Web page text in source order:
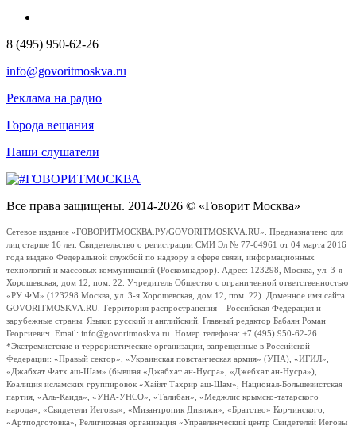
8 (495) 950-62-26
info@govoritmoskva.ru
Реклама на радио
Города вещания
Наши слушатели
Все права защищены. 2014-2026 © «Говорит Москва»
Сетевое издание «ГОВОРИТМОСКВА.РУ/GOVORITMOSKVA.RU». Предназначено для
лиц старше 16 лет. Свидетельство о регистрации СМИ Эл № 77-64961 от 04 марта 2016
года выдано Федеральной службой по надзору в сфере связи, информационных
технологий и массовых коммуникаций (Роскомнадзор). Адрес: 123298, Москва, ул. 3-я
Хорошевская, дом 12, пом. 22. Учредитель Общество с ограниченной ответственностью
«РУ ФМ» (123298 Москва, ул. 3-я Хорошевская, дом 12, пом. 22). Доменное имя сайта
GOVORITMOSKVA.RU. Территория распространения – Российская Федерация и
зарубежные страны. Языки: русский и английский. Главный редактор Бабаян Роман
Георгиевич. Email: info@govoritmoskva.ru. Номер телефона: +7 (495) 950-62-26
*Экстремистские и террористические организации, запрещенные в Российской
Федерации: «Правый сектор», «Украинская повстанческая армия» (УПА), «ИГИЛ»,
«Джабхат Фатх аш-Шам» (бывшая «Джабхат ан-Нусра», «Джебхат ан-Нусра»),
Коалиция исламских группировок «Хайят Тахрир аш-Шам», Национал-Большевистская
партия, «Аль-Каида», «УНА-УНСО», «Талибан», «Меджлис крымско-татарского
народа», «Свидетели Иеговы», «Мизантропик Дивижн», «Братство» Корчинского,
«Артподготовка», Религиозная организация «Управленческий центр Свидетелей Иеговы